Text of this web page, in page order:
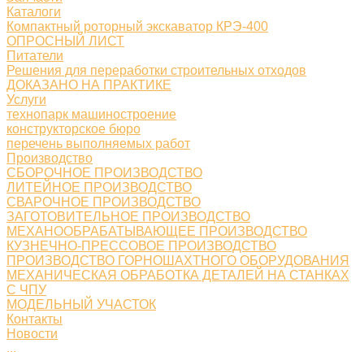
Каталоги
Компактный роторный экскаватор КРЭ-400
ОПРОСНЫЙ ЛИСТ
Питатели
Решения для переработки строительных отходов
ДОКАЗАНО НА ПРАКТИКЕ
Услуги
технопарк машиностроение
конструкторское бюро
перечень выполняемых работ
Производство
СБОРОЧНОЕ ПРОИЗВОДСТВО
ЛИТЕЙНОЕ ПРОИЗВОДСТВО
СВАРОЧНОЕ ПРОИЗВОДСТВО
ЗАГОТОВИТЕЛЬНОЕ ПРОИЗВОДСТВО
МЕХАНООБРАБАТЫВАЮЩЕЕ ПРОИЗВОДСТВО
КУЗНЕЧНО-ПРЕССОВОЕ ПРОИЗВОДСТВО
ПРОИЗВОДСТВО ГОРНОШАХТНОГО ОБОРУДОВАНИЯ
МЕХАНИЧЕСКАЯ ОБРАБОТКА ДЕТАЛЕЙ НА СТАНКАХ
С ЧПУ
МОДЕЛЬНЫЙ УЧАСТОК
Контакты
Новости
...